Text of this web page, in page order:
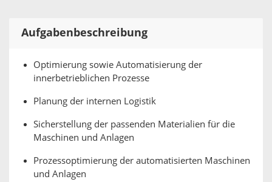
Aufgabenbeschreibung
Optimierung sowie Automatisierung der
innerbetrieblichen Prozesse
Planung der internen Logistik
Sicherstellung der passenden Materialien für die
Maschinen und Anlagen
Prozessoptimierung der automatisierten Maschinen
und Anlagen